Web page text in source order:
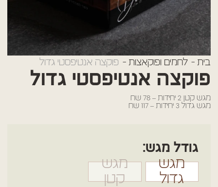
צור קשר
בית לחמים ופוקאצות פוקצה אנטיפסטי גדול
פוקצה אנטיפסטי גדול
מגש קטן 2 יחידות – 78 שח
מגש גדול 3 יחידות – 117 שח
גודל מגש:
מגש
גדול
מגש
קטן